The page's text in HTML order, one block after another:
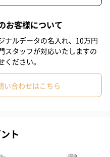
クセサリーをすぐ壊してしま
アイテムです。
特徴の蝶のかんざし。
お客様について
ナルデータの名入れ、10万円
スタッフが対応いたしますの
ださい。
い合わせはこちら
ト